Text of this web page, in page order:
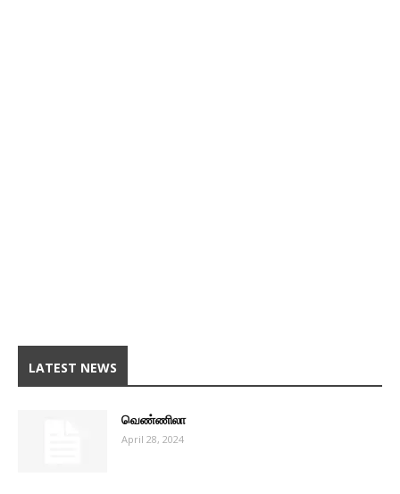
LATEST NEWS
வெண்ணிலா
April 28, 2024